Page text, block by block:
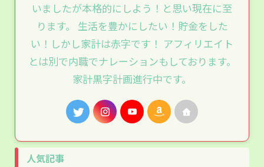
いましたが本格的にしよう！と思い現在に至
ります。 生活を豊かにしたい！貯金をした
い！しかし家計は赤字です！ アフィリエイト
とは別で内職でナレーションもしております。
家計黒字計画進行中です。
人気記事